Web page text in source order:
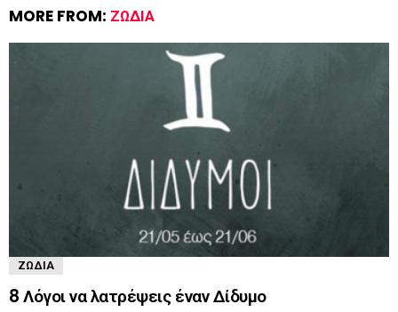
MORE FROM: ΖΏΔΙΑ
ΖΏΔΙΑ
8 Λόγοι να λατρέψεις έναν Δίδυμο